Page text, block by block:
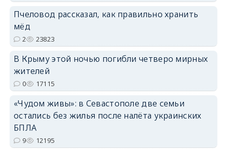
erid: 2SDnjdPjgYS
Пчеловод рассказал, как правильно хранить
мёд
2 23823
В Крыму этой ночью погибли четверо мирных
жителей
0 17115
«Чудом живы»: в Севастополе две семьи
остались без жилья после налёта украинских
БПЛА
9 12195